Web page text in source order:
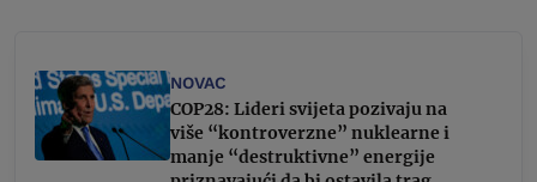
NOVAC
COP28: Lideri svijeta pozivaju na
više “kontroverzne” nuklearne i
manje “destruktivne” energije